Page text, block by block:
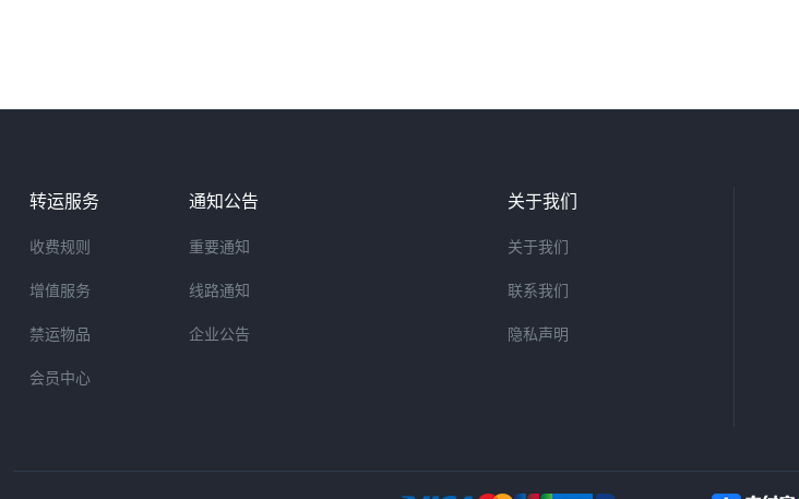
转运服务
收费规则
增值服务
禁运物品
会员中心
通知公告
重要通知
线路通知
企业公告
关于我们
关于我们
联系我们
隐私声明